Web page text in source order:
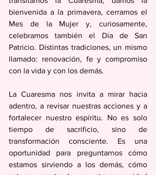
bienvenida a la primavera, cerramos el
Mes de la Mujer y, curiosamente,
celebramos también el Día de San
Patricio. Distintas tradiciones, un mismo
llamado: renovación, fe y compromiso
con la vida y con los demás.
La Cuaresma nos invita a mirar hacia
adentro, a revisar nuestras acciones y a
fortalecer nuestro espíritu. No es solo
tiempo de sacrificio, sino de
transformación consciente. Es una
oportunidad para preguntarnos cómo
estamos sirviendo a los demás, cómo